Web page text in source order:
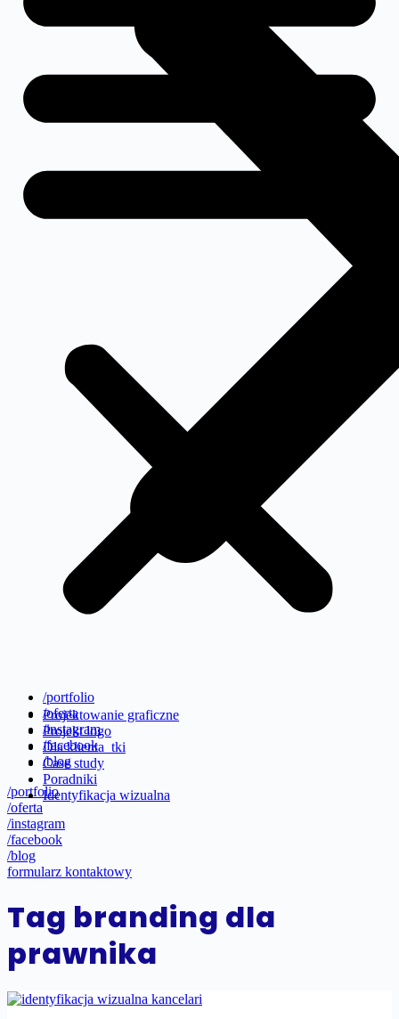
Projektowanie graficzne
Projekt logo
Dla klienta_tki
Case study
Poradniki
Identyfikacja wizualna
/portfolio
/oferta
/instagram
/facebook
/blog
/portfolio
/oferta
/instagram
/facebook
/blog
formularz kontaktowy
Tag branding dla
prawnika